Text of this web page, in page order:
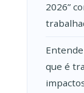
2026”
que é